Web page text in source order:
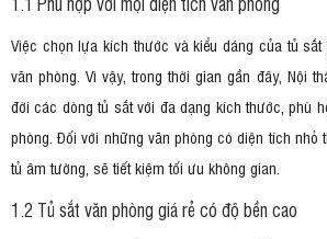
Việc chọn lựa kích thước và kiểu dáng của tủ
văn phòng. Vì vậy, trong thời gian gần đây, Nội
đời các dòng tủ sắt với đa dạng kích thước, phù
phòng. Đối với những văn phòng có diện tích nhỏ
tủ âm tường, sẽ tiết kiệm tối ưu không gian.
1.2 Tủ sắt văn phòng giá rẻ có độ bền cao